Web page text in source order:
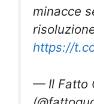
minacce
https://
— Il Fatto